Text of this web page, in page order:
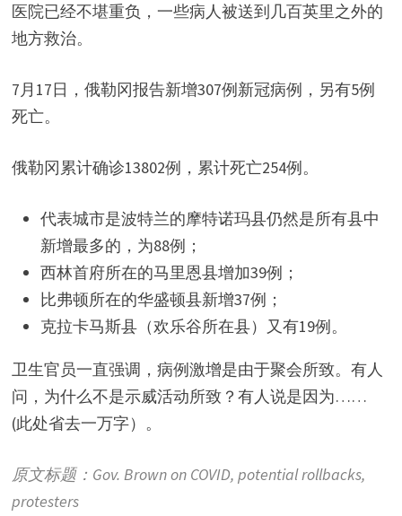
医院已经不堪重负，一些病人被送到几百英里之外的
地方救治。
7月17日，俄勒冈报告新增307例新冠病例，另有5例
死亡。
俄勒冈累计确诊13802例，累计死亡254例。
代表城市是波特兰的摩特诺玛县仍然是所有县中
新增最多的，为88例；
西林首府所在的马里恩县增加39例；
比弗顿所在的华盛顿县新增37例；
克拉卡马斯县（欢乐谷所在县）又有19例。
卫生官员一直强调，病例激增是由于聚会所致。有人
问，为什么不是示威活动所致？有人说是因为……
(此处省去一万字）。
原文标题：Gov. Brown on COVID, potential rollbacks,
protesters